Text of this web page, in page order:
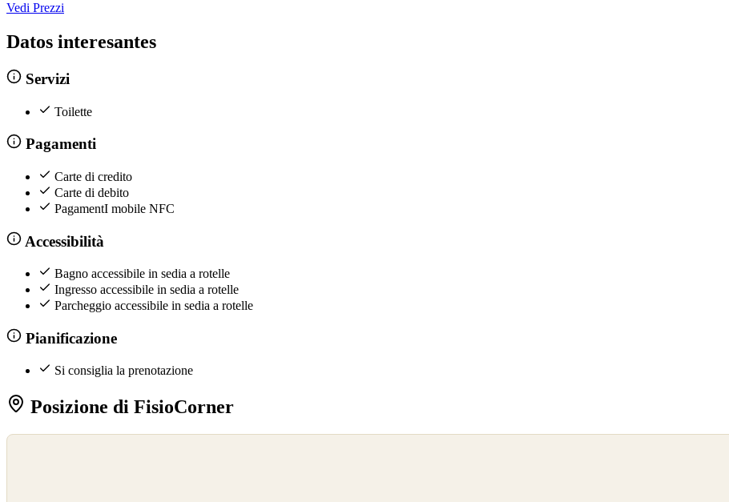
Vedi Prezzi
Datos interesantes
Servizi
Toilette
Pagamenti
Carte di credito
Carte di debito
PagamentI mobile NFC
Accessibilità
Bagno accessibile in sedia a rotelle
Ingresso accessibile in sedia a rotelle
Parcheggio accessibile in sedia a rotelle
Pianificazione
Si consiglia la prenotazione
Posizione di FisioCorner